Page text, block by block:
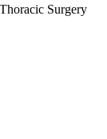
Surgery